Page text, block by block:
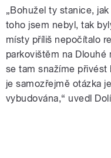
„Bohužel ty stanice,
toho jsem nebyl, tak
místy příliš nepočítalo
parkovištěm na
se tam snažíme
je samozřejmě otázka
vybudována,“ uvedl